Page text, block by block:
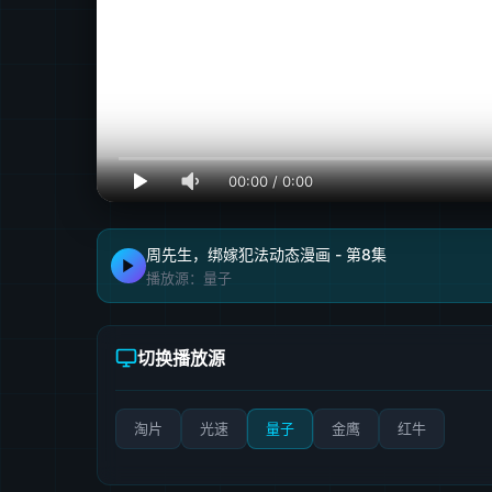
00:00/0:00
周先生，绑嫁犯法动态漫画 - 第8集
播放源：量子
切换播放源
淘片 光速 量子 金鹰 红牛